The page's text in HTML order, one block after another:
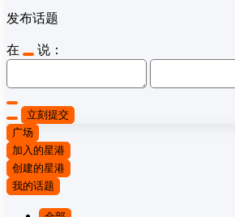
发布话题
在 说：
立刻提交
广场
加入的星港
创建的星港
我的话题